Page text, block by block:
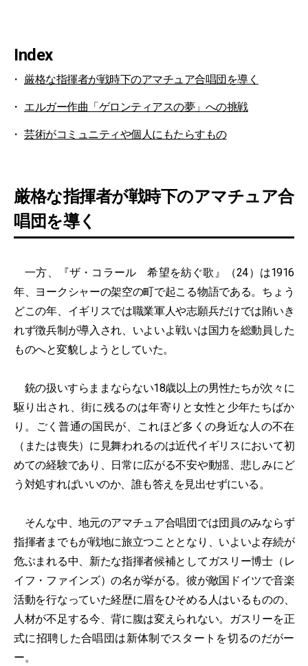
Index
厳格な指揮者が戦時下のアマチュア合唱団を導く
エルガー作曲「ゲロンティアスの夢」への挑戦
芸術がコミュニティや個人にもたらすもの
厳格な指揮者が戦時下のアマチュア合
唱団を導く
一方、『ザ・コラール 希望を紡ぐ歌』（24）は1916
年、ヨークシャーの架空の町で起こる物語である。ちょう
どこの年、イギリスでは職業軍人や志願兵だけでは賄いき
れず徴兵制が導入され、いよいよ戦いは国力を総動員した
ものへと変貌しようとしていた。
銃の扱いすらままならない18歳以上の男性たちが次々に
駆り出され、街に残るのは年寄りと女性と少年たちばか
り。ごく普通の国民が、これほど多くの身近な人の不在
（または喪失）に見舞われるのは近代イギリスにおいて初
めての経験であり、日常に広がる不安や動揺、悲しみにど
う対処すればいいのか、誰も答えを見出せずにいる。
そんな中、地元のアマチュア合唱団では団員のみならず
指揮者までもが戦地に旅立つこととなり、いよいよ存続が
危ぶまれる中、新たな指揮者候補としてガスリー博士（レ
イフ・ファインズ）の名が挙がる。彼が敵国ドイツで音楽
活動を行なっていた経歴に眉をひそめる人はいるものの、
人材が不足する今、背に腹は変えられない。ガスリーを正
式に招聘した合唱団は新体制でスタートを切るのだがー
ー。